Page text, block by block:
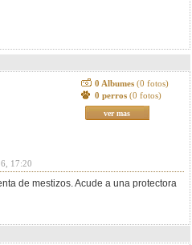
0 Albumes (0 fotos)
0 perros (0 fotos)
ver mas
17:20
de mestizos. Acude a una protectora